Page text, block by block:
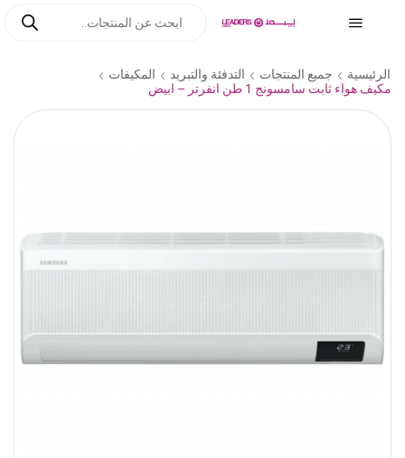
الرئيسية جميع المنتجات التدفئة والتبريد
المكيفات
مكيف هواء ثابت سامسونج 1 طن انفرتر – ابيض